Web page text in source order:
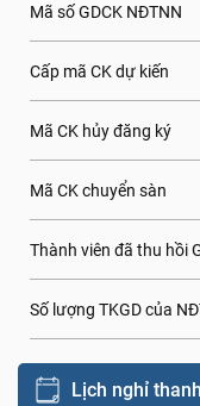
Mã số GDCK NĐTNN
Cấp mã CK dự kiến
Mã CK hủy đăng ký
Mã CK chuyển sàn
Thành viên đã thu hồi
Số lượng TKGD của
Lịch nghỉ